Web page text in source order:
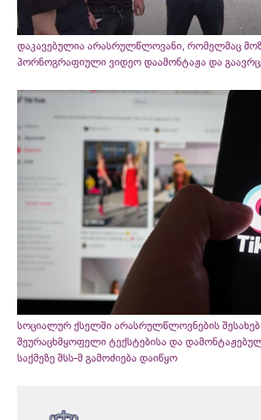
დაკავებულია არასრულწლოვანი, რომელმაც
პორნოგრაფიული ვიდეო დაამონტაჟა და
სოციალურ ქსელში არასრულწლოვნების
შეურაცხმყოფელი ტექსტებისა და
საქმეზე შსს-მ გამოძიება დაიწყო